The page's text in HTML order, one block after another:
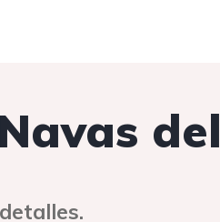
del